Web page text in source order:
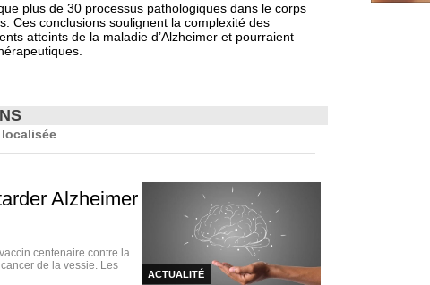
plus de 30 processus pathologiques dans le corps
Ces conclusions soulignent la complexité des
atteints de la maladie d’Alzheimer et pourraient
Alzheimer
ACTUALITÉ
centenaire contre la
de la vessie. Les